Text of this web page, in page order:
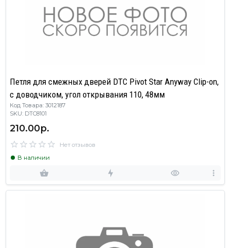
Петля для смежных дверей DTC Pivot Star Anyway Clip-on,
с доводчиком, угол открывания 110, 48мм
Код Товара: 3012187
SKU: DTC8101
210.00р.
Нет отзывов
В наличии